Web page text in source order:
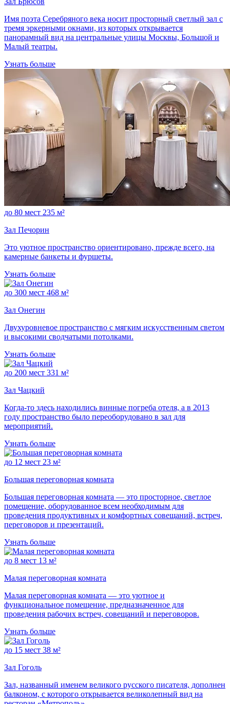
Имя поэта Серебряного века носит просторный светлый зал с
тремя эркерными окнами, из которых открывается
панорамный вид на центральные улицы Москвы, Большой и
Малый театры.
Узнать больше
до 80 мест 235 м²
Зал Печорин
Это уютное пространство ориентировано, прежде всего, на
камерные банкеты и фуршеты.
Узнать больше
до 300 мест 468 м²
Зал Онегин
Двухуровневое пространство с мягким искусственным светом
и высокими сводчатыми потолками.
Узнать больше
до 200 мест 331 м²
Зал Чацкий
Когда-то здесь находились винные погреба отеля, а в 2013
году пространство было переоборудовано в зал для
мероприятий.
Узнать больше
до 12 мест 23 м²
Большая переговорная комната
Большая переговорная комната — это просторное, светлое
помещение, оборудованное всем необходимым для
проведения продуктивных и комфортных совещаний, встреч,
переговоров и презентаций.
Узнать больше
до 8 мест 13 м²
Малая переговорная комната
Малая переговорная комната — это уютное и
функциональное помещение, предназначенное для
проведения рабочих встреч, совещаний и переговоров.
Узнать больше
до 15 мест 38 м²
Зал Гоголь
Зал, названный именем великого русского писателя, дополнен
балконом, с которого открывается великолепный вид на